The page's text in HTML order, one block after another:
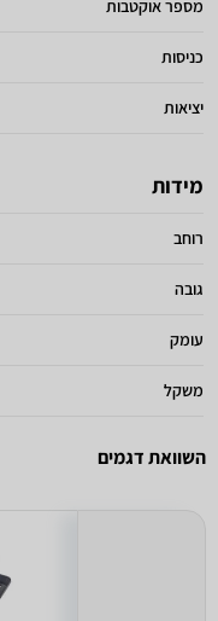
מספר אוקטבות
כניסות
יציאות
מידות
רוחב
גובה
עומק
משקל
השוואת דגמים